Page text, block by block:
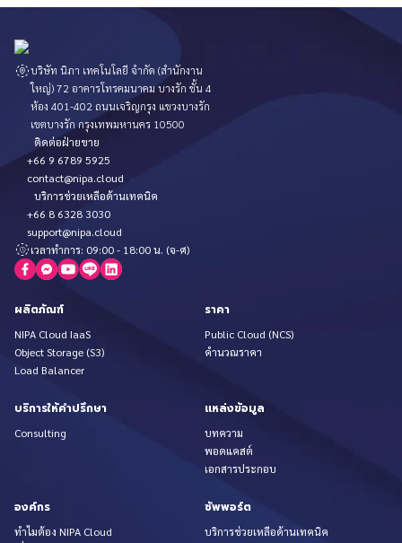
บริษัท นิภา เทคโนโลยี จำกัด (สำนักงาน
ใหญ่) 72 อาคารโทรคมนาคม บางรัก ชั้น 4
ห้อง 401-402 ถนนเจริญกรุง แขวงบางรัก
เขตบางรัก กรุงเทพมหานคร 10500
ติดต่อฝ่ายขาย
+66 9 6789 5925
contact@nipa.cloud
บริการช่วยเหลือด้านเทคนิค
+66 8 6328 3030
support@nipa.cloud
เวลาทำการ: 09:00 - 18:00 น. (จ-ศ)
ผลิตภัณฑ์
NIPA Cloud IaaS
Object Storage (S3)
Load Balancer
ราคา
Public Cloud (NCS)
คำนวณราคา
บริการให้คำปรึกษา
Consulting
แหล่งข้อมูล
บทความ
พอดแคสต์
เอกสารประกอบ
องค์กร
ทำไมต้อง NIPA Cloud
ซัพพอร์ต
บริการช่วยเหลือด้านเทคนิค